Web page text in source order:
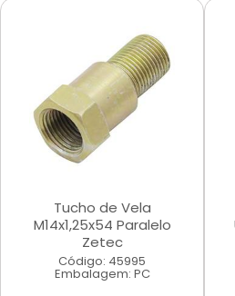
Tucho de Vela
M14x1,25x54 Paralelo
Zetec
Código: 45995
Embalagem: PC